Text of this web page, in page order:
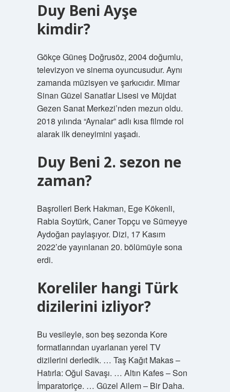
Duy Beni Ayşe
kimdir?
Gökçe Güneş Doğrusöz, 2004 doğumlu,
televizyon ve sinema oyuncusudur. Aynı
zamanda müzisyen ve şarkıcıdır. Mimar
Sinan Güzel Sanatlar Lisesi ve Müjdat
Gezen Sanat Merkezi’nden mezun oldu.
2018 yılında “Aynalar” adlı kısa filmde rol
alarak ilk deneyimini yaşadı.
Duy Beni 2. sezon ne
zaman?
Başrolleri Berk Hakman, Ege Kökenli,
Rabia Soytürk, Caner Topçu ve Sümeyye
Aydoğan paylaşıyor. Dizi, 17 Kasım
2022’de yayınlanan 20. bölümüyle sona
erdi.
Koreliler hangi Türk
dizilerini izliyor?
Bu vesileyle, son beş sezonda Kore
formatlarından uyarlanan yerel TV
dizilerini derledik. … Taş Kağıt Makas –
Hatırla: Oğul Savaşı. … Altın Kafes – Son
İmparatoriçe. … Güzel Ailem – Bir Daha.